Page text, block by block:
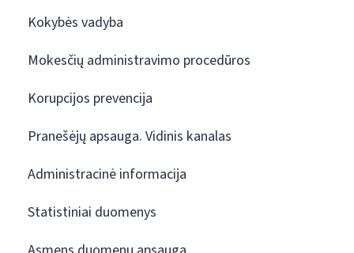
Kokybės vadyba
Mokesčių administravimo procedūros
Korupcijos prevencija
Pranešėjų apsauga. Vidinis kanalas
Administracinė informacija
Statistiniai duomenys